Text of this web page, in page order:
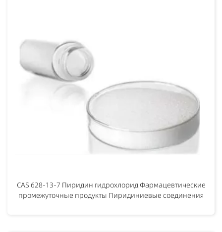
CAS 628-13-7 Пиридин гидрохлорид Фармацевтические
промежуточные продукты Пиридиниевые соединения